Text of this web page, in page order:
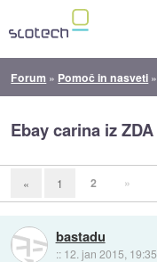
Forum » Pomoč in nasveti »
Ebay carina iz ZDA
« 1 2 »
bastadu
:: 12. jan 2015, 19:35